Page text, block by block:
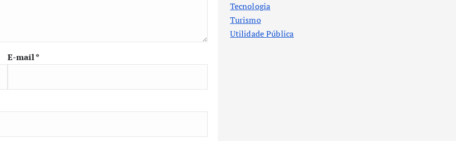
E-mail*
Tecnologia
Turismo
Utilidade Pública